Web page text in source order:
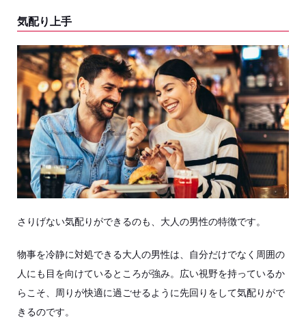
気配り上手
さりげない気配りができるのも、大人の男性の特徴です。
物事を冷静に対処できる大人の男性は、自分だけでなく周囲の
人にも目を向けているところが強み。広い視野を持っているか
らこそ、周りが快適に過ごせるように先回りをして気配りがで
きるのです。